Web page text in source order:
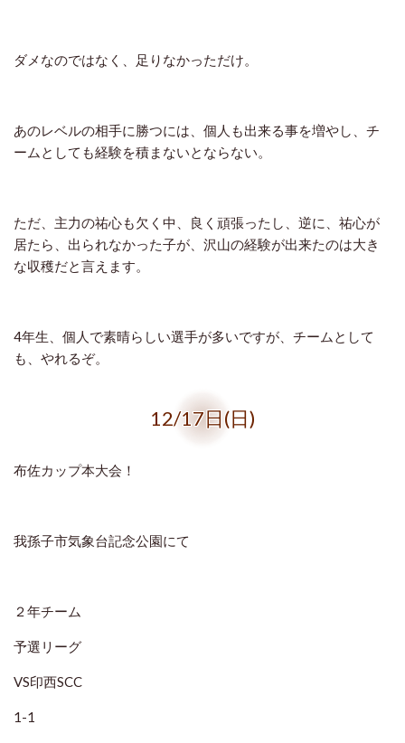
ダメなのではなく、足りなかっただけ。
あのレベルの相手に勝つには、個人も出来る事を増やし、チ
ームとしても経験を積まないとならない。
ただ、主力の祐心も欠く中、良く頑張ったし、逆に、祐心が
居たら、出られなかった子が、沢山の経験が出来たのは大き
な収穫だと言えます。
4年生、個人で素晴らしい選手が多いですが、チームとして
も、やれるぞ。
12/17日(日)
布佐カップ本大会！
我孫子市気象台記念公園にて
２年チーム
予選リーグ
VS印西SCC
1-1